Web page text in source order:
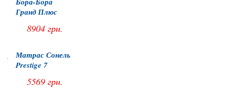
Гранд Плюс
8904 грн.
Матрас Сонель
Prestige 7
5569 грн.